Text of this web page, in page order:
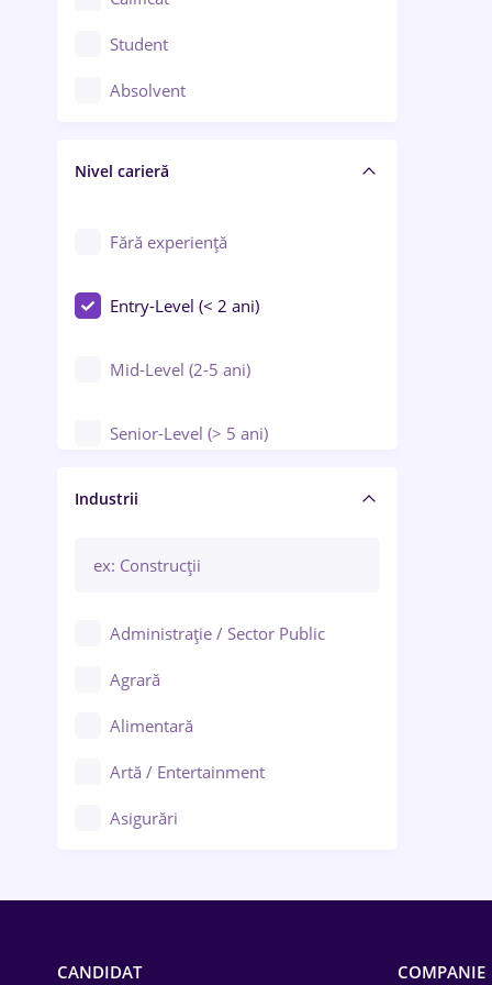
Construcții / Instalații
Controlul calității
Educație / Training / Arte
Student
Absolvent
Nivel carieră
Fără experiență
Entry-Level (< 2 ani)
Mid-Level (2-5 ani)
Senior-Level (> 5 ani)
Manager / Executiv
Industrii
Administrație / Sector Public
Agrară
Alimentară
Artă / Entertainment
Asigurări
CANDIDAT COMPANIE